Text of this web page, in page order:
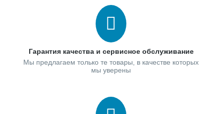
Гарантия качества и сервисное обслуживание
Мы предлагаем только те товары, в качестве которых
мы уверены